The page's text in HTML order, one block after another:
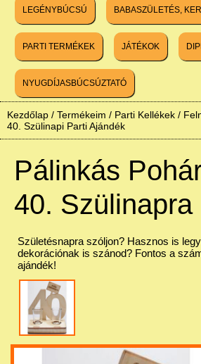
LEGÉNYBÚCSÚ BABASZÜLETÉS,
PARTI TERMÉKEK JÁTÉKOK
NYUGDÍJASBÚCSÚZTATÓ
Kezdőlap / Termékeim / Parti Kellékek /
40. Szülinapi Parti Ajándék
Pálinkás
40. Szülinapra
Születésnapra szóljon? Hasznos is
dekorációnak is szánod? Fontos a
ajándék!